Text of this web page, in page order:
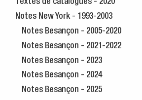
Textes de catalogues - 2020
Notes New York - 1993-2003
Notes Besançon - 2005-2020
Notes Besançon - 2021-2022
Notes Besançon - 2023
Notes Besançon - 2024
Notes Besançon - 2025